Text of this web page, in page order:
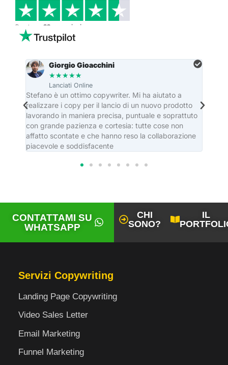
Basato su 33 recensioni
Giorgio Gioacchini
★★★★★
Lanciati Online
Stefano è un ottimo copywriter. Mi ha aiutato a
realizzare i copy per il lancio di un nuovo prodotto
lavorando in maniera precisa, puntuale e soprattuto
con grande pazienza e cortesia: tutte cose non
affatto scontate e che hanno reso la collaborazione
piacevole e soddisfacente
CONTATTAMI SU
WHATSAPP
CHI
SONO?
IL
Servizi Copywriting
Landing Page Copywriting
Video Sales Letter
Email Marketing
Funnel Marketing